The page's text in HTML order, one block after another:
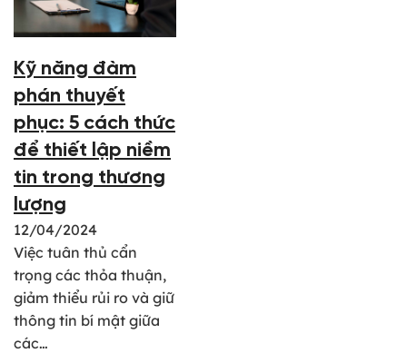
Kỹ năng đàm
phán thuyết
phục: 5 cách thức
để thiết lập niềm
tin trong thương
lượng
12/04/2024
Việc tuân thủ cẩn
trọng các thỏa thuận,
giảm thiểu rủi ro và giữ
thông tin bí mật giữa
các…